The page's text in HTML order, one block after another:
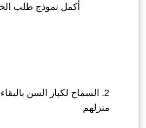
أكمل نموذج طلب
2. السماح لكبار السن
منزلهم